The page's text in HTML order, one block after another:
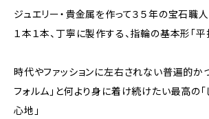
ジュエリー・貴金属を作って３５年の宝石職
１本１本、丁寧に製作する、指輪の基本形「平
時代やファッションに左右されない普遍的か
フォルム」と何より身に着け続けたい最高の「
心地」